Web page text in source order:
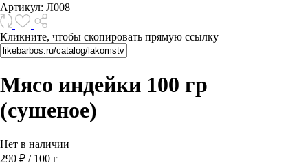
Артикул: Л008
Кликните, чтобы скопировать прямую ссылку
Мясо индейки 100 гр
(сушеное)
Нет в наличии
290 ₽ / 100 г